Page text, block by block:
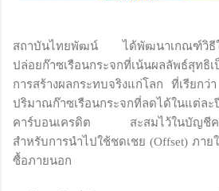
สถาบันไทยพัฒน์ ได้พัฒนาเกณฑ์วิธีใ
ปล่อยก๊าซเรือนกระจกที่เน้นผลลัพธ์สุท
การสร้างผลกระทบจริงแก่โลก ที่เรียกว่า
ปริมาณก๊าซเรือนกระจกที่ลดได้ใน
คาร์บอนเครดิต สะสมไว้ในบัญชีคา
สำหรับการนำไปใช้ชดเชย (Offset) ภา
ซื้อภายนอก